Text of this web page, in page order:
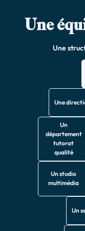
Une
Une
Une
Un
département
tutorat
qualité
Un studio
multimédia
Un